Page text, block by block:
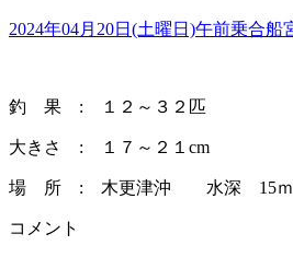
2024年04月20日(土曜日)午前乗合船
釣 果 : １２～３２匹
大きさ : １７～２１cm
場 所 : 木更津沖 水深 15ｍ
コメント